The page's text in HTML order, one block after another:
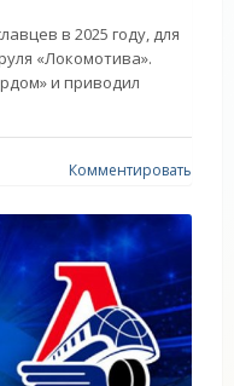
в 2025 году, для
«Локомотива».
и приводил
Комментировать